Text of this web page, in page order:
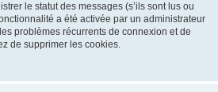
le statut des messages (s’ils sont lus ou
a été activée par un administrateur
problèmes récurrents de connexion et de
de supprimer les cookies.